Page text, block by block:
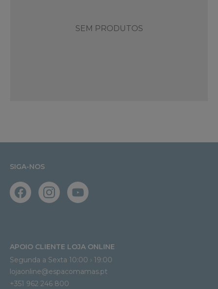
SEM PRODUTOS
SIGA-NOS
APOIO CLIENTE LOJA ONLINE
Segunda a Sexta 10:00 › 19:00
lojaonline@espacomamas.pt
+351 962 246 800